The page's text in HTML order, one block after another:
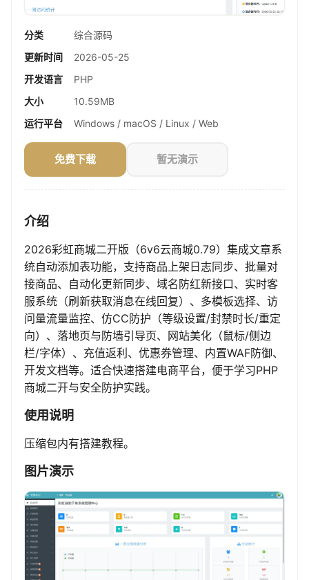
分类
综合源码
更新时间
2026-05-25
开发语言
PHP
大小
10.59MB
运行平台
Windows / macOS / Linux / Web
免费下载 暂无演示
介绍
2026彩虹商城二开版（6v6云商城0.79）集成文章系
统自动添加表功能，支持商品上架日志同步、批量对
接商品、自动化更新同步、域名防红新接口、实时客
服系统（刷新获取消息在线回复）、多模板选择、访
问量流量监控、仿CC防护（等级设置/封禁时长/重定
向）、落地页与防墙引导页、网站美化（鼠标/侧边
栏/字体）、充值返利、优惠券管理、内置WAF防御、
开发文档等。适合快速搭建电商平台，便于学习PHP
商城二开与安全防护实践。
使用说明
压缩包内有搭建教程。
图片演示